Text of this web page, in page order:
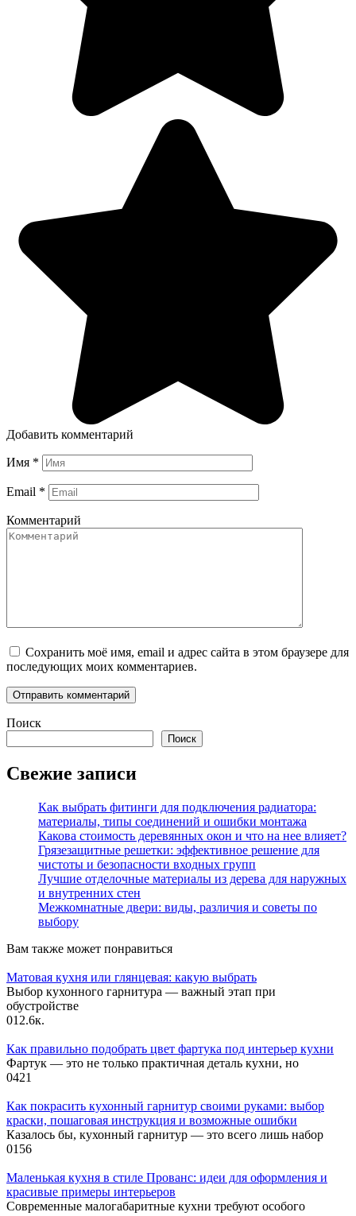
Добавить комментарий
Имя *
Email *
Комментарий
Сохранить моё имя, email и адрес сайта в этом браузере для
последующих моих комментариев.
Поиск
Поиск
Свежие записи
Как выбрать фитинги для подключения радиатора:
материалы, типы соединений и ошибки монтажа
Какова стоимость деревянных окон и что на нее влияет?
Грязезащитные решетки: эффективное решение для
чистоты и безопасности входных групп
Лучшие отделочные материалы из дерева для наружных
и внутренних стен
Межкомнатные двери: виды, различия и советы по
выбору
Вам также может понравиться
Матовая кухня или глянцевая: какую выбрать
Выбор кухонного гарнитура — важный этап при
обустройстве
012.6к.
Как правильно подобрать цвет фартука под интерьер кухни
Фартук — это не только практичная деталь кухни, но
0421
Как покрасить кухонный гарнитур своими руками: выбор
краски, пошаговая инструкция и возможные ошибки
Казалось бы, кухонный гарнитур — это всего лишь набор
0156
Маленькая кухня в стиле Прованс: идеи для оформления и
красивые примеры интерьеров
Современные малогабаритные кухни требуют особого